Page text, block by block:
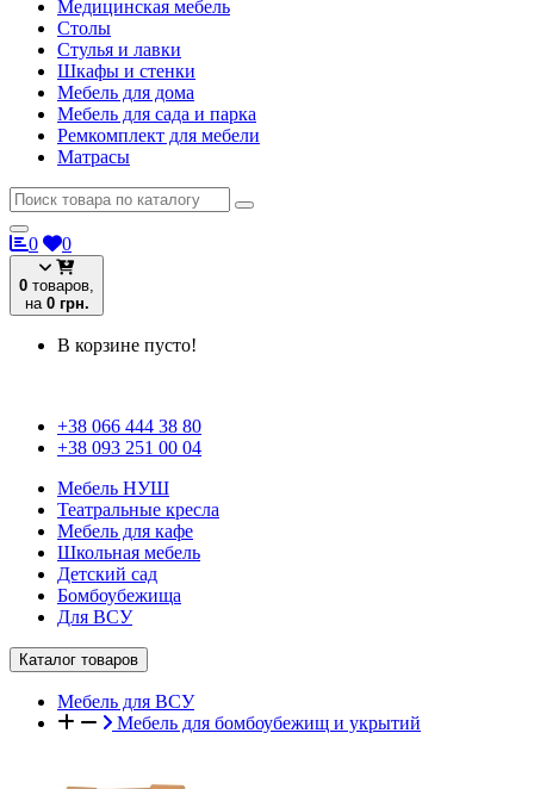
Медицинская мебель
Столы
Стулья и лавки
Шкафы и стенки
Мебель для дома
Мебель для сада и парка
Ремкомплект для мебели
Матрасы
0 0
0 товаров,
на 0 грн.
В корзине пусто!
+38 066 444 38 80
+38 093 251 00 04
Мебель НУШ
Театральные кресла
Мебель для кафе
Школьная мебель
Детский сад
Бомбоубежища
Для ВСУ
Каталог товаров
Мебель для ВСУ
Мебель для бомбоубежищ и укрытий